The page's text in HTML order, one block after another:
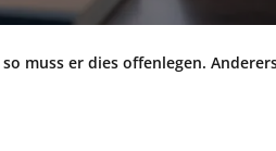
muss er dies offenlegen.